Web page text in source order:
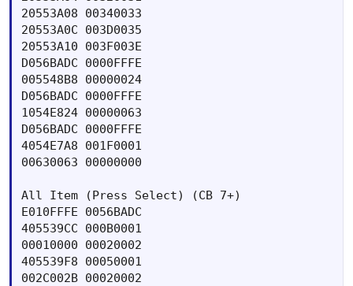
20553A08 00340033
20553A0C 003D0035
20553A10 003F003E
D056BADC 0000FFFE
005548B8 00000024
D056BADC 0000FFFE
1054E824 00000063
D056BADC 0000FFFE
4054E7A8 001F0001
00630063 00000000
All Item (Press Select) (CB 7+)
E010FFFE 0056BADC
405539CC 000B0001
00010000 00020002
405539F8 00050001
002C002B 00020002